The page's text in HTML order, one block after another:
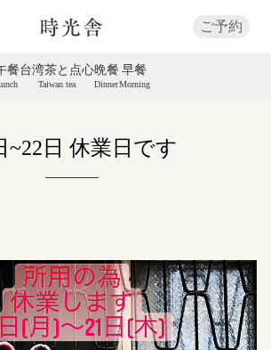
ご予約
餐台湾茶と点心
Taiwan tea
晩餐
Dinner
早餐
Morning
~22日 休業日です